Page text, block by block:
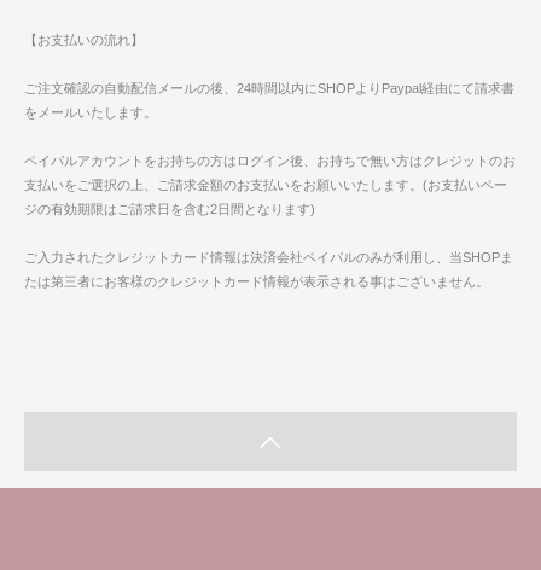
【お支払いの流れ】
ご注文確認の自動配信メールの後、24時間以内にSHOPよりPaypal経由にて請求書
をメールいたします。
ペイパルアカウントをお持ちの方はログイン後、お持ちで無い方はクレジットのお
支払いをご選択の上、ご請求金額のお支払いをお願いいたします。(お支払いペー
ジの有効期限はご請求日を含む2日間となります)
ご入力されたクレジットカード情報は決済会社ペイパルのみが利用し、当SHOPま
たは第三者にお客様のクレジットカード情報が表示される事はございません。